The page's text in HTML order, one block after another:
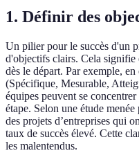
1. Définir des
Un pilier pour le succès d'un
d'objectifs clairs. Cela signifie
dès le départ. Par exemple,
(Spécifique, Mesurable,
équipes peuvent se
étape. Selon une étude menée
des projets d’entreprises qui
taux de succès élevé. Cette
les malentendus.